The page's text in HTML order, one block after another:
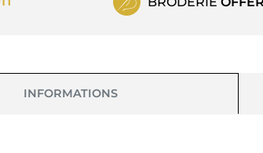
INFORMATIONS